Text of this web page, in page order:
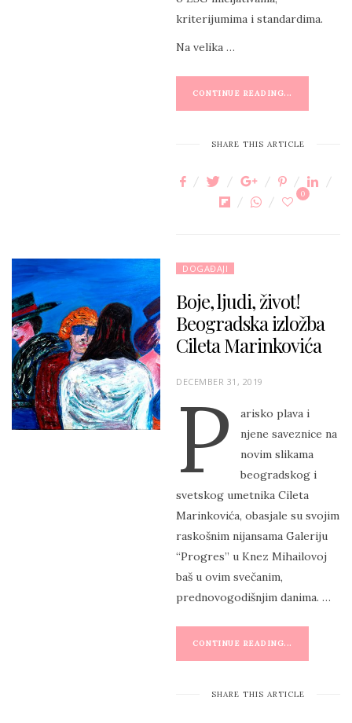
kriterijumima i standardima.
Na velika …
CONTINUE READING...
SHARE THIS ARTICLE
0
DOGAĐAJI
Boje, ljudi, život!
Beogradska izložba
Cileta Marinkovića
P
DECEMBER 31, 2019
P
arisko plava i
njene saveznice na
novim slikama
beogradskog i
svetskog umetnika Cileta
Marinkovića, obasjale su svojim
raskošnim nijansama Galeriju
“Progres” u Knez Mihailovoj
baš u ovim svečanim,
prednovogodišnjim danima. …
CONTINUE READING...
SHARE THIS ARTICLE